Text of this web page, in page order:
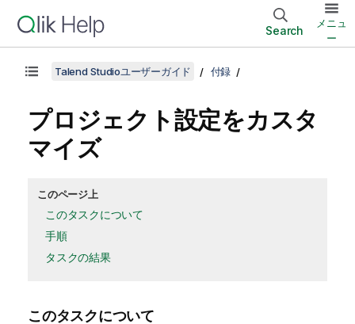
Search
メニュ
ー
Talend Studioユーザーガイド 付録
プロジェクト設定をカスタ
マイズ
このページ上
このタスクについて
手順
タスクの結果
このタスクについて